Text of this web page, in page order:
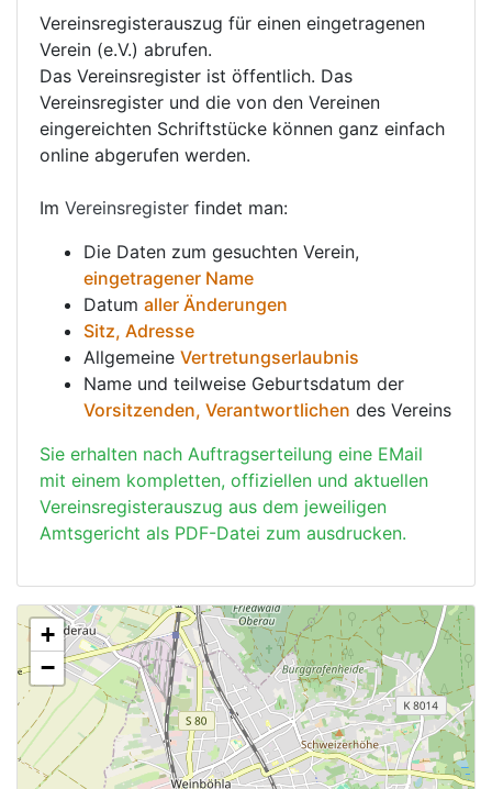
Vereinsregisterauszug für einen eingetragenen
Verein (e.V.) abrufen.
Das Vereinsregister ist öffentlich. Das
Vereinsregister und die von den Vereinen
eingereichten Schriftstücke können ganz einfach
online abgerufen werden.
Im Vereinsregister findet man:
Die Daten zum gesuchten Verein,
eingetragener Name
Datum aller Änderungen
Sitz, Adresse
Allgemeine Vertretungserlaubnis
Name und teilweise Geburtsdatum der
Vorsitzenden, Verantwortlichen des Vereins
Sie erhalten nach Auftragserteilung eine EMail
mit einem kompletten, offiziellen und aktuellen
Vereinsregisterauszug aus dem jeweiligen
Amtsgericht als PDF-Datei zum ausdrucken.
+
−